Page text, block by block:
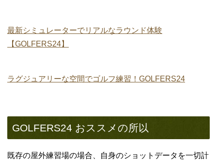
最新シミュレーターでリアルなラウンド体験
【GOLFERS24】
ラグジュアリーな空間でゴルフ練習！GOLFERS24
GOLFERS24 おススメの所以
既存の屋外練習場の場合、自身のショットデータを一切計